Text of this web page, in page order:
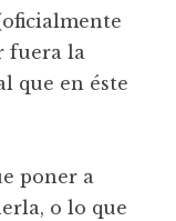
fuera la
que en éste
poner a
o lo que